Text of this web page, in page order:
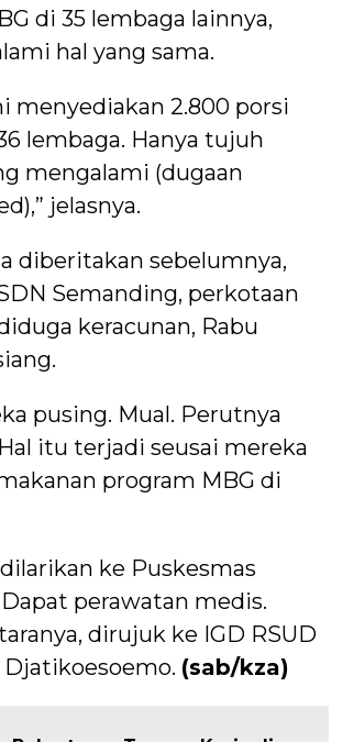
di 35 lembaga lainnya,
hal yang sama.
menyediakan 2.800 porsi
lembaga. Hanya tujuh
mengalami (dugaan
jelasnya.
diberitakan sebelumnya,
Semanding, perkotaan
keracunan, Rabu
pusing. Mual. Perutnya
itu terjadi seusai mereka
program MBG di
ke Puskesmas
perawatan medis.
dirujuk ke IGD RSUD
Djatikoesoemo. (sab/kza)